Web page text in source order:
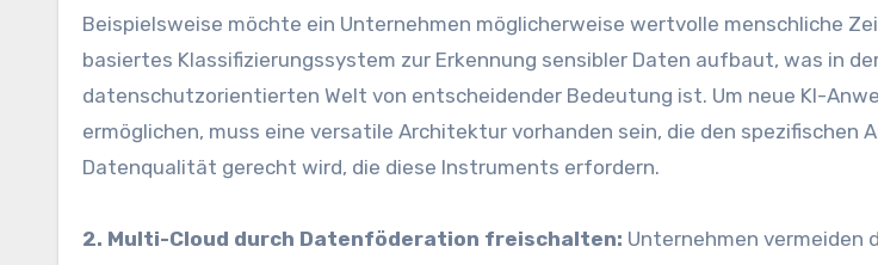
Beispielsweise möchte ein Unternehmen möglicherweise wertvolle menschliche
basiertes Klassifizierungssystem zur Erkennung sensibler Daten aufbaut, was in
datenschutzorientierten Welt von entscheidender Bedeutung ist. Um neue KI-
ermöglichen, muss eine versatile Architektur vorhanden sein, die den spezifischen
Datenqualität gerecht wird, die diese Instruments erfordern.
2. Multi-Cloud durch Datenföderation freischalten: Unternehmen vermeiden